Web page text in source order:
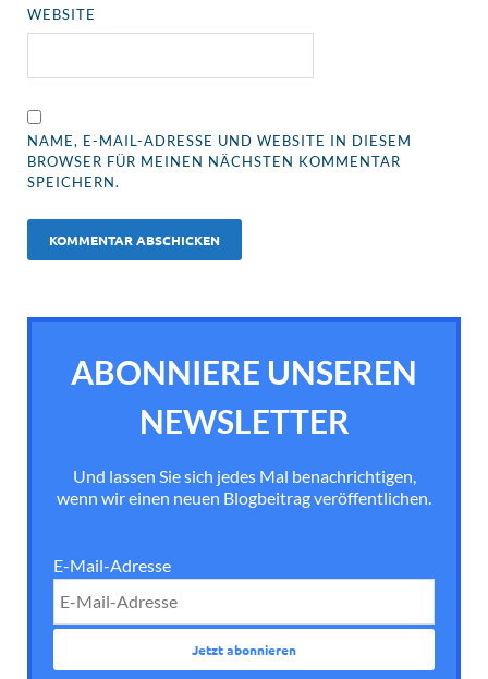
WEBSITE
NAME, E-MAIL-ADRESSE UND WEBSITE IN DIESEM
BROWSER FÜR MEINEN NÄCHSTEN KOMMENTAR
SPEICHERN.
ABONNIERE UNSEREN
NEWSLETTER
Und lassen Sie sich jedes Mal benachrichtigen,
wenn wir einen neuen Blogbeitrag veröffentlichen.
E-Mail-Adresse